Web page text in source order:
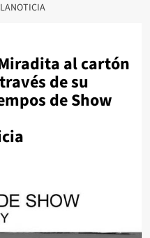
al cartón
de su
de Show